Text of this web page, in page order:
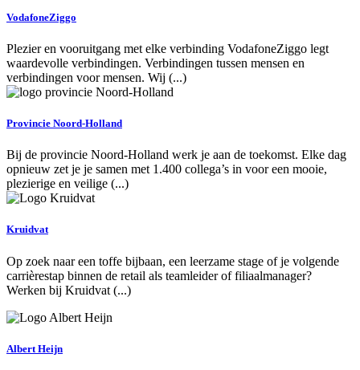
VodafoneZiggo
Plezier en vooruitgang met elke verbinding VodafoneZiggo legt
waardevolle verbindingen. Verbindingen tussen mensen en
verbindingen voor mensen. Wij (...)
Provincie Noord-Holland
Bij de provincie Noord-Holland werk je aan de toekomst. Elke dag
opnieuw zet je je samen met 1.400 collega’s in voor een mooie,
plezierige en veilige (...)
Kruidvat
Op zoek naar een toffe bijbaan, een leerzame stage of je volgende
carrièrestap binnen de retail als teamleider of filiaalmanager?
Werken bij Kruidvat (...)
Albert Heijn